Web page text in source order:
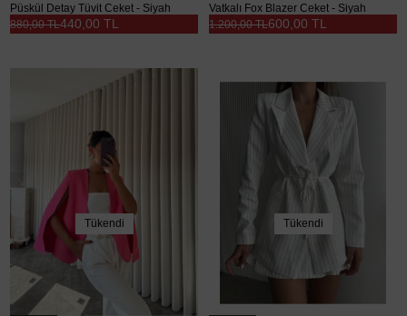
Püskül Detay Tüvit Ceket - Siyah
440,00 TL
880,00 TL
Vatkalı Fox Blazer Ceket - Siyah
600,00 TL
1.200,00 TL
Tükendi Tükendi